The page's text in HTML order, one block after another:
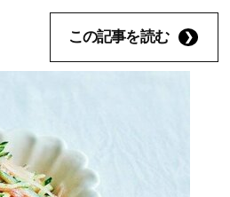
この記事を読む